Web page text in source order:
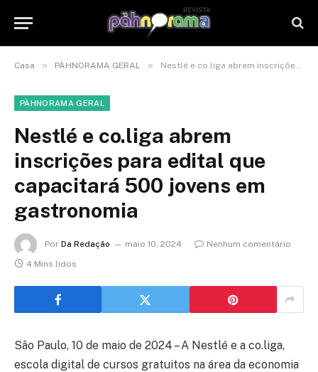
Casa » PÀHNORAMA GERAL » Nestlé e co.liga abrem inscrições para edital que capacitará 500 jovens em gastronomia
PÀHNORAMA GERAL
Nestlé e co.liga abrem
inscrições para edital que
capacitará 500 jovens em
gastronomia
Por Da Redação maio 10, 2024
Nenhum comentário
4 Mins lidos
São Paulo, 10 de maio de 2024 – A Nestlé e a co.liga,
escola digital de cursos gratuitos na área da economia